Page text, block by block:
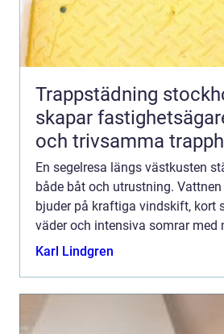
Trappstädning
skapar
och trivsamma
En segelresa längs västkusten
både båt och utrustning.
bjuder på kraftiga vindskift, kort
väder och intensiva somrar med
den som vill segla tryggt,
Karl Lindgren